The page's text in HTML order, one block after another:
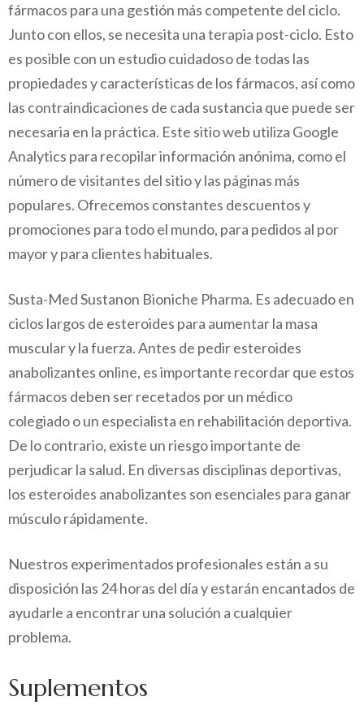
fármacos para una gestión más competente del ciclo.
Junto con ellos, se necesita una terapia post-ciclo. Esto
es posible con un estudio cuidadoso de todas las
propiedades y características de los fármacos, así como
las contraindicaciones de cada sustancia que puede ser
necesaria en la práctica. Este sitio web utiliza Google
Analytics para recopilar información anónima, como el
número de visitantes del sitio y las páginas más
populares. Ofrecemos constantes descuentos y
promociones para todo el mundo, para pedidos al por
mayor y para clientes habituales.
Susta-Med Sustanon Bioniche Pharma. Es adecuado en
ciclos largos de esteroides para aumentar la masa
muscular y la fuerza. Antes de pedir esteroides
anabolizantes online, es importante recordar que estos
fármacos deben ser recetados por un médico
colegiado o un especialista en rehabilitación deportiva.
De lo contrario, existe un riesgo importante de
perjudicar la salud. En diversas disciplinas deportivas,
los esteroides anabolizantes son esenciales para ganar
músculo rápidamente.
Nuestros experimentados profesionales están a su
disposición las 24 horas del día y estarán encantados de
ayudarle a encontrar una solución a cualquier
problema.
Suplementos